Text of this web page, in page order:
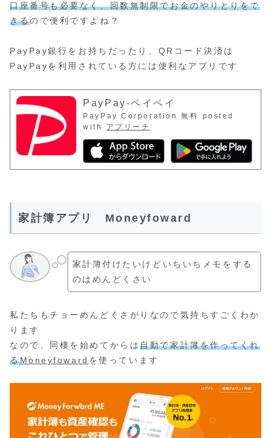
口座番号も必要なく、回数無制限でお金のやりとりをで
きるので便利ですよね？
PayPay銀行をお持ちだったり、QRコード決済は
PayPayを利用されている方には便利なアプリです
PayPay-ペイペイ
PayPay Corporation 無料
posted
with
アプリーチ
家計簿アプリ Moneyfoward
家計簿付けたいけどいちいちメモをする
のはめんどくさい
私たちもチョーめんどくさがりなので気持ちすごくわか
ります
なので、同棲を始めてからは自動で家計簿を作ってくれ
るMoneyfoward を使っています